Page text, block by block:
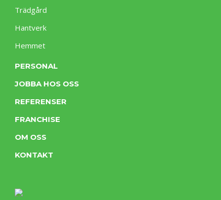
Trädgård
Hantverk
Hemmet
PERSONAL
JOBBA HOS OSS
REFERENSER
FRANCHISE
OM OSS
KONTAKT